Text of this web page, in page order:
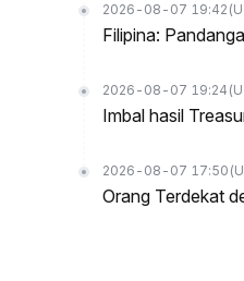
2026-08-07 19:42
Filipina:
2026-08-07 19:24
Imbal hasil
2026-08-07 17:50
Orang Terdekat